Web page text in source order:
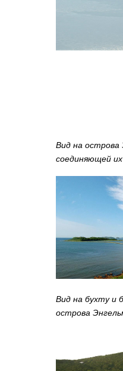
Вид на острова
соединяющей
Вид на бухту и
острова